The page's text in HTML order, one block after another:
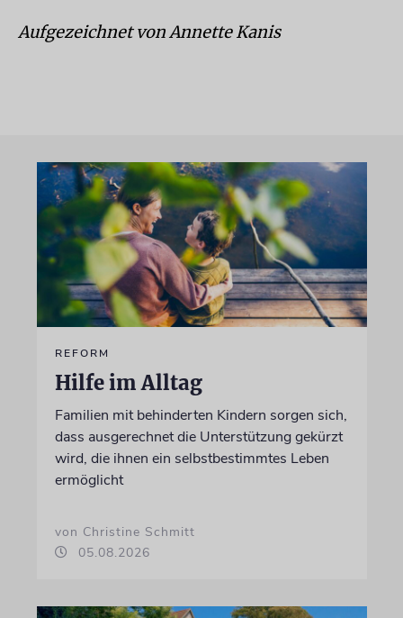
Aufgezeichnet von Annette Kanis
REFORM
Hilfe im Alltag
Familien mit behinderten Kindern sorgen sich,
dass ausgerechnet die Unterstützung gekürzt
wird, die ihnen ein selbstbestimmtes Leben
ermöglicht
von Christine Schmitt
05.08.2026